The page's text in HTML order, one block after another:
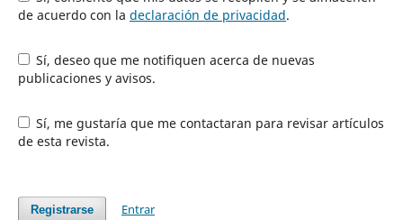
de acuerdo con la declaración de privacidad.
Sí, deseo que me notifiquen acerca de nuevas
publicaciones y avisos.
Sí, me gustaría que me contactaran para revisar artículos
de esta revista.
Registrarse Entrar